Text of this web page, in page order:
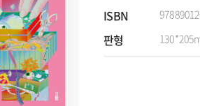
ISBN
판형